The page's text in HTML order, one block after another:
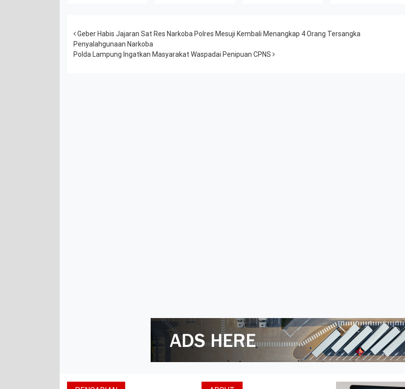
Post navigation
Geber Habis Jajaran Sat Res Narkoba Polres Mesuji Kembali Menangkap 4 Orang Tersangka
Penyalahgunaan Narkoba
Polda Lampung Ingatkan Masyarakat Waspadai Penipuan CPNS